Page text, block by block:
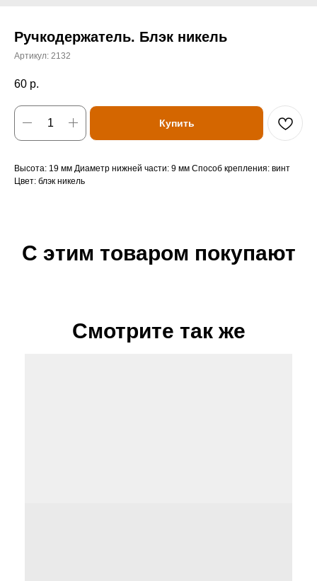
Ручкодержатель. Блэк никель
Артикул: 2132
60 р.
Купить
Высота: 19 мм Диаметр нижней части: 9 мм Способ крепления: винт
Цвет: блэк никель
С этим товаром покупают
Смотрите так же